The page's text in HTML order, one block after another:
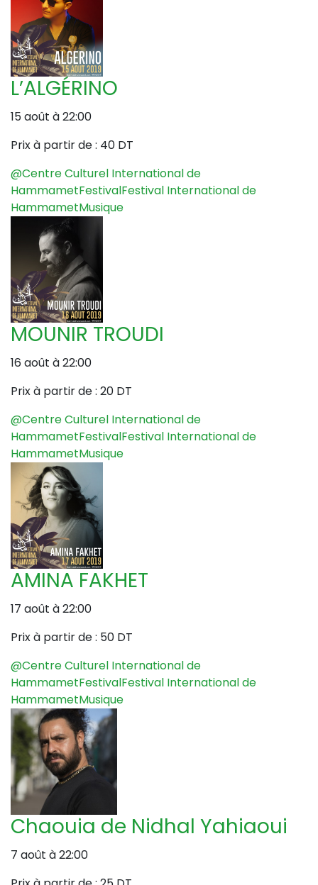
L’ALGÉRINO
15 août à 22:00
Prix à partir de : 40 DT
@Centre Culturel International de
HammametFestivalFestival International de
HammametMusique
MOUNIR TROUDI
16 août à 22:00
Prix à partir de : 20 DT
@Centre Culturel International de
HammametFestivalFestival International de
HammametMusique
AMINA FAKHET
17 août à 22:00
Prix à partir de : 50 DT
@Centre Culturel International de
HammametFestivalFestival International de
HammametMusique
Chaouia de Nidhal Yahiaoui
7 août à 22:00